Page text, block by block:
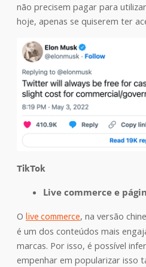
não precisem pagar para
hoje, apenas se quiserem ter
TikTok
Live commerce e
O live commerce, na versão
é um dos conteúdos mais
marcas. Por isso, é possível
empenhar em popularizar isso